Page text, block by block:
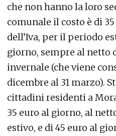
che non hanno la loro
comunale il costo è di
dell’Iva, per il periodo
giorno, sempre al netto
invernale (che viene
dicembre al 31 marzo).
cittadini residenti a
35 euro al giorno, al
estivo, e di 45 euro al